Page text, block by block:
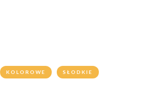
KOLOROWE SŁODKIE